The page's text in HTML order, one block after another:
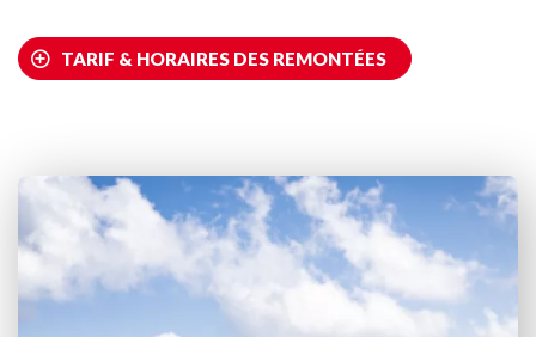
TARIF & HORAIRES DES REMONTÉES